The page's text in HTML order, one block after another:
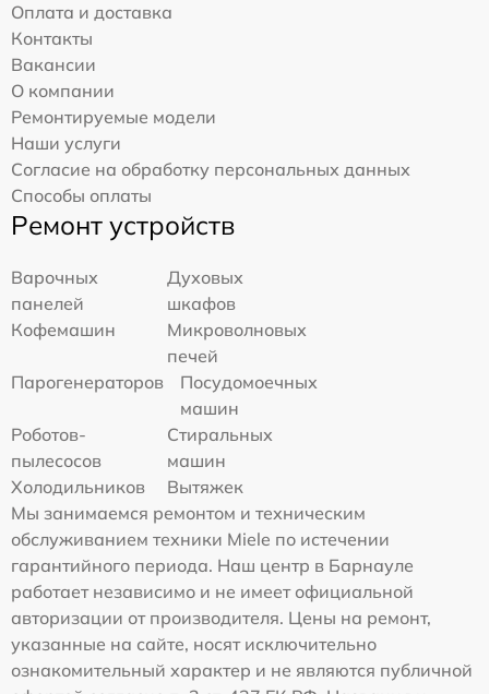
Оплата и доставка
Контакты
Вакансии
О компании
Ремонтируемые модели
Наши услуги
Согласие на обработку персональных данных
Способы оплаты
Ремонт устройств
Варочных
панелей
Духовых
шкафов
Кофемашин
Микроволновых
печей
Парогенераторов
Посудомоечных
машин
Роботов-
пылесосов
Стиральных
машин
Холодильников
Вытяжек
Мы занимаемся ремонтом и техническим
обслуживанием техники Miele по истечении
гарантийного периода. Наш центр в Барнауле
работает независимо и не имеет официальной
авторизации от производителя. Цены на ремонт,
указанные на сайте, носят исключительно
ознакомительный характер и не являются публичной